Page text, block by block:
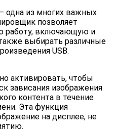
одна из многих важных
позволяет
работу, включающую и
выбирать различные
USB.
активировать, чтобы
зависания изображения
контента в течение
Эта функция
на дисплее, не